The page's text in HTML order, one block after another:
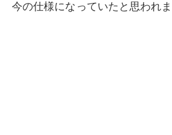
今の仕様になっていたと思われま